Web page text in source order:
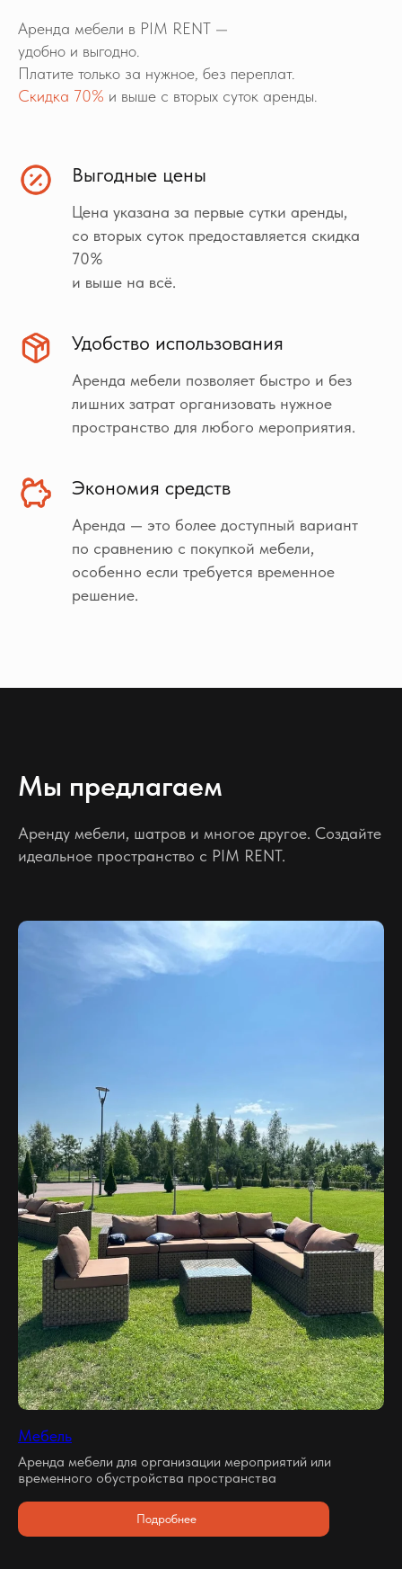
Аренда мебели в PIM RENT —
удобно и выгодно.
Платите только за нужное, без переплат.
Скидка 70% и выше с вторых суток аренды.
Выгодные цены
Цена указана за первые сутки аренды,
со вторых суток предоставляется скидка
70%
и выше на всё.
Удобство использования
Аренда мебели позволяет быстро и без
лишних затрат организовать нужное
пространство для любого мероприятия.
Экономия средств
Аренда — это более доступный вариант
по сравнению с покупкой мебели,
особенно если требуется временное
решение.
Мы предлагаем
Аренду мебели, шатров и многое другое. Создайте
идеальное пространство с PIM RENT.
Мебель
Аренда мебели для организации мероприятий или
временного обустройства пространства
Подробнее